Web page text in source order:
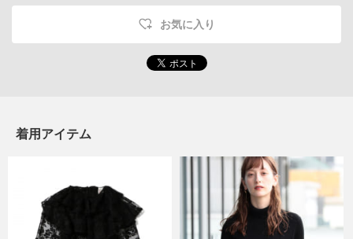
お気に入り
着用アイテム